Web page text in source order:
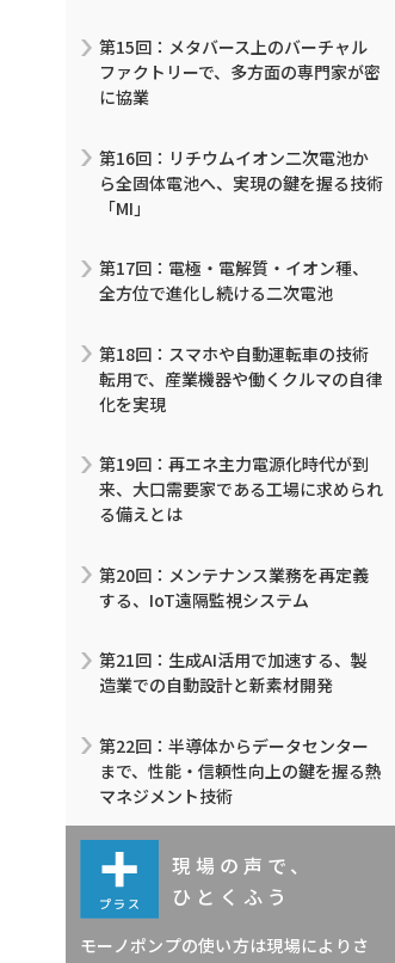
第15回：メタバース上のバーチャル
ファクトリーで、多方面の専門家が密
に協業
第16回：リチウムイオン二次電池か
ら全固体電池へ、実現の鍵を握る技術
「MI」
第17回：電極・電解質・イオン種、
全方位で進化し続ける二次電池
第18回：スマホや自動運転車の技術
転用で、産業機器や働くクルマの自律
化を実現
第19回：再エネ主力電源化時代が到
来、大口需要家である工場に求められ
る備えとは
第20回：メンテナンス業務を再定義
する、IoT遠隔監視システム
第21回：生成AI活用で加速する、製
造業での自動設計と新素材開発
第22回：半導体からデータセンター
まで、性能・信頼性向上の鍵を握る熱
マネジメント技術
現場の声で、
ひとくふう
モーノポンプの使い方は現場によりさ